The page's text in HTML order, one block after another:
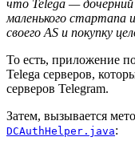
что Telega —
маленького стартапа
своего AS и покупку
То есть, приложение
Telega серверов,
серверов Telegram.
Затем, вызывается
DCAuthHelper.java: